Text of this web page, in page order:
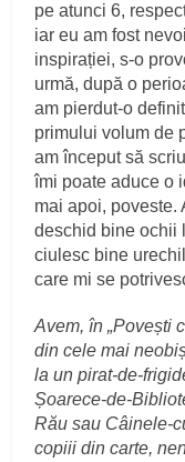
pe atunci 6,
iar eu am fost
inspirației, s-o
urmă, după o
am pierdut-o
primului volum de
am început să
îmi poate aduce o
mai apoi, poveste.
deschid bine ochii
ciulesc bine
care mi se
Avem, în „Povești
din cele mai
la un pirat-de-
Șoarece-de-
Rău sau Câinele-
copiii din carte,